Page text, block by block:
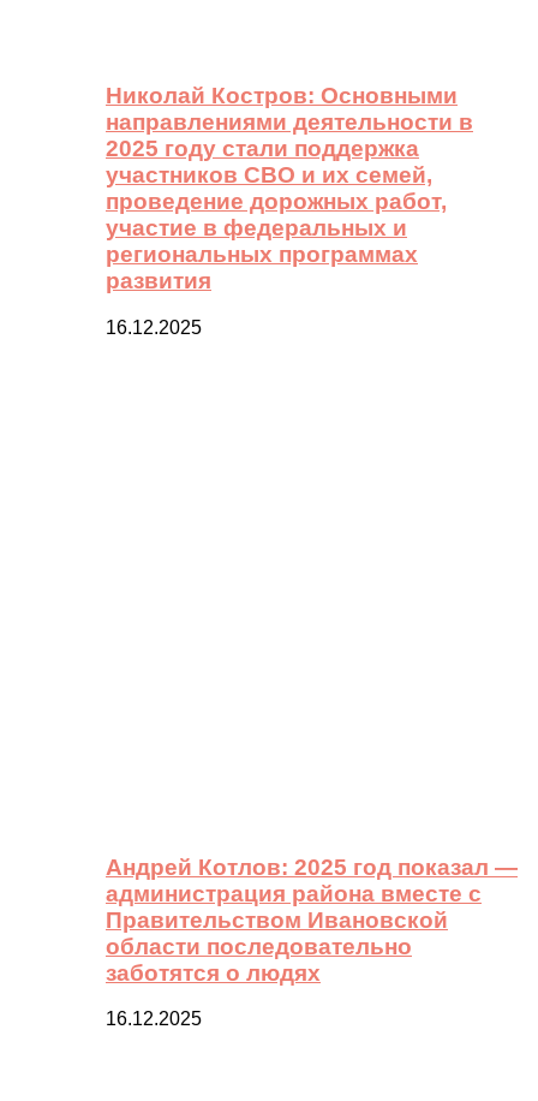
Николай Костров: Основными
направлениями деятельности в
2025 году стали поддержка
участников СВО и их семей,
проведение дорожных работ,
участие в федеральных и
региональных программах
развития
16.12.2025
Андрей Котлов: 2025 год показал —
администрация района вместе с
Правительством Ивановской
области последовательно
заботятся о людях
16.12.2025